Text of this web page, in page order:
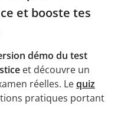
et booste tes
démo du test
et découvre un
réelles. Lequiz
pratiques portant